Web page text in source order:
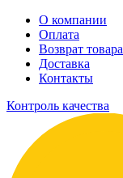
О компании
Оплата
Возврат товара
Доставка
Контакты
Контроль качества